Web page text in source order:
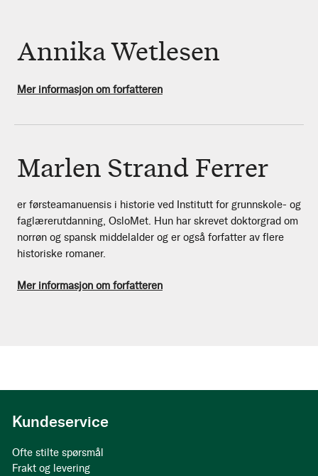
Annika Wetlesen
Mer informasjon om forfatteren
Marlen Strand Ferrer
er førsteamanuensis i historie ved Institutt for grunnskole- og
faglærerutdanning, OsloMet. Hun har skrevet doktorgrad om
norrøn og spansk middelalder og er også forfatter av flere
historiske romaner.
Mer informasjon om forfatteren
Kundeservice
Ofte stilte spørsmål
Frakt og levering